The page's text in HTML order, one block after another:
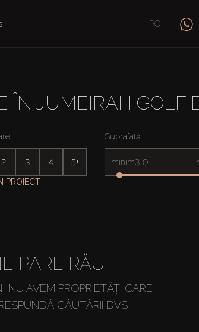
RO
ÎN JUMEIRAH GOLF
2 3 4 5+
Suprafață
minim
PROIECT
PARE RĂU
NU AVEM PROPRIETĂȚI CARE
CĂUTĂRII DVS